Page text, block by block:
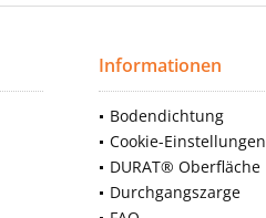
Informationen
Bodendichtung
Cookie-Einstellungen
DURAT® Oberfläche
Durchgangszarge